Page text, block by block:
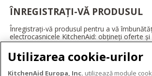
ÎNREGISTRAȚI-VĂ PRODUSUL
Înregistrați-vă produsul pentru a vă
electrocasnicele KitchenAid: obțineți oferte
exclusive, ponturi și sfaturi de la
ÎNREGISTRAȚI-VĂ ACUM
Utilizarea cookie-urilor
KitchenAid Europa, Inc. utilizează module